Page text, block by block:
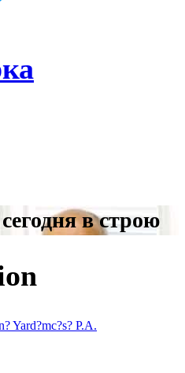
в строю
Yard?mc?s? P.A.